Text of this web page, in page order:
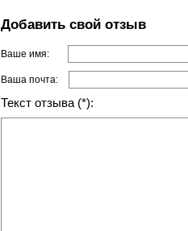
Добавить свой отзыв
Ваше имя:
Ваша почта:
Текст отзыва (*):